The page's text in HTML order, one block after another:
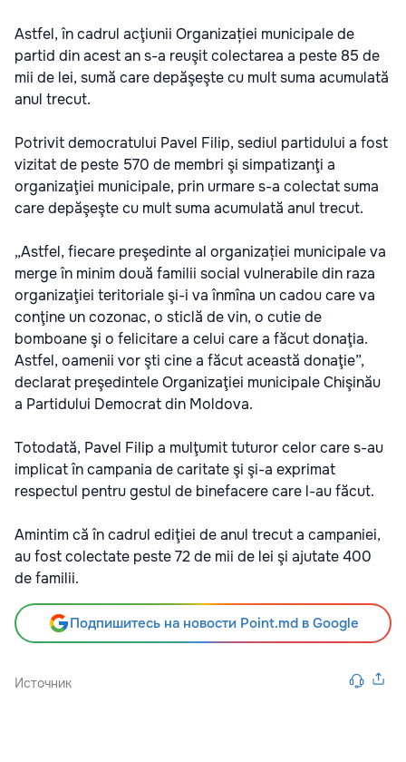
Astfel, în cadrul acţiunii Organizației municipale de
partid din acest an s-a reuşit colectarea a peste 85 de
mii de lei, sumă care depăşeşte cu mult suma acumulată
anul trecut.
Potrivit democratului Pavel Filip, sediul partidului a fost
vizitat de peste 570 de membri şi simpatizanţi a
organizaţiei municipale, prin urmare s-a colectat suma
care depăşeşte cu mult suma acumulată anul trecut.
„Astfel, fiecare preşedinte al organizației municipale va
merge în minim două familii social vulnerabile din raza
organizaţiei teritoriale şi-i va înmîna un cadou care va
conţine un cozonac, o sticlă de vin, o cutie de
bomboane şi o felicitare a celui care a făcut donaţia.
Astfel, oamenii vor şti cine a făcut această donaţie”,
declarat preşedintele Organizaţiei municipale Chişinău
a Partidului Democrat din Moldova.
Totodată, Pavel Filip a mulţumit tuturor celor care s-au
implicat în campania de caritate şi şi-a exprimat
respectul pentru gestul de binefacere care l-au făcut.
Amintim că în cadrul ediţiei de anul trecut a campaniei,
au fost colectate peste 72 de mii de lei şi ajutate 400
de familii.
Подпишитесь на новости Point.md в Google
Источник